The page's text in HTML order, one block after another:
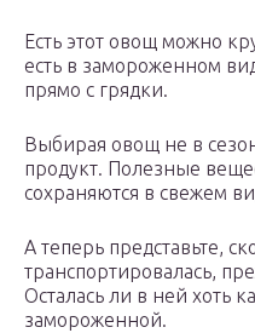
Есть этот овощ можно
есть в замороженном
прямо с грядки.
Выбирая овощ не в
продукт. Полезные
сохраняются в свежем
А теперь представьте,
транспортировалась,
Осталась ли в ней хоть
замороженной.